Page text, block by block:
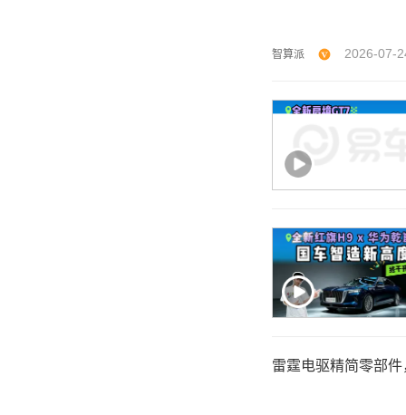
智算派 2026-07-
雷霆电驱精简零部